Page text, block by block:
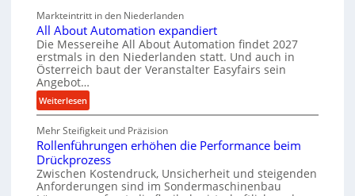
u
p
r
o
s
s
h
a
f
t
i
g
t
s
i
e
r
s
o
u
n
g
e
n
t
s
c
h
i
n
e
n
a
u
-
B
Markteintritt in den Niederlanden
All About Automation expandiert
Die Messereihe All About Automation findet 2027
erstmals in den Niederlanden statt. Und auch in
Österreich baut der Veranstalter Easyfairs sein
Angebot…
Weiterlesen:
A
l
l
A
b
o
Mehr Steifigkeit und Präzision
Rollenführungen erhöhen die Performance beim
Drückprozess
Zwischen Kostendruck, Unsicherheit und steigenden
Anforderungen sind im Sondermaschinenbau